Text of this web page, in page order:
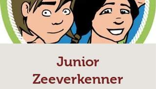
Junior
Zeeverkenner